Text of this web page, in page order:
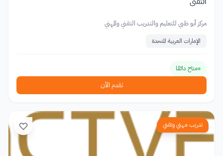
مركز أبو ظبي للتعليم والتدريب التقني والمهني
الإمارات العربية المتحدة
متاح دائمًا
تقدم الآن
تدريب مهني وتقني